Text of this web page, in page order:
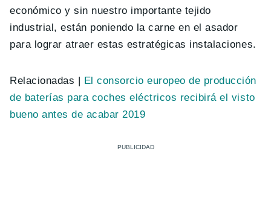
económico y sin nuestro importante tejido
industrial, están poniendo la carne en el asador
para lograr atraer estas estratégicas instalaciones.
Relacionadas | El consorcio europeo de producción
de baterías para coches eléctricos recibirá el visto
bueno antes de acabar 2019